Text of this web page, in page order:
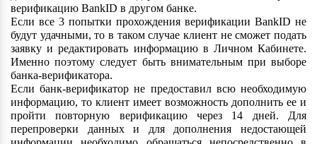
верификацию BankID в другом банке.
Если все 3 попытки прохождения верификации BankID не
будут удачными, то в таком случае клиент не сможет подать
заявку и редактировать информацию в Личном Кабинете.
Именно поэтому следует быть внимательным при выборе
банка-верификатора.
Если банк-верификатор не предоставил всю необходимую
информацию, то клиент имеет возможность дополнить ее и
пройти повторную верификацию через 14 дней. Для
перепроверки данных и для дополнения недостающей